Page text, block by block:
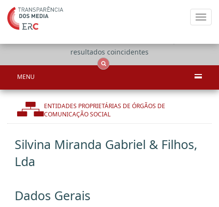
resultados coincidentes
MENU
ENTIDADES PROPRIETÁRIAS DE ÓRGÃOS DE
COMUNICAÇÃO SOCIAL
Silvina Miranda Gabriel & Filhos,
Lda
Dados Gerais